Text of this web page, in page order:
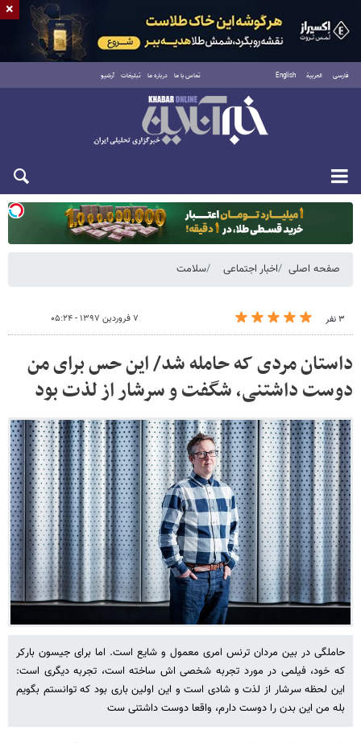
فارسی العربية English تماس با ما درباره ما تبلیغات آرشیو
دوشنبه ۱۹ مرداد ۱۴۰۵
صفحه اصلی اخبار اجتماعی سلامت
۳ نفر ۷ فروردین ۱۳۹۷ - ۰۵:۲۴
داستان مردی که حامله شد/ این حس برای من
دوست داشتنی، شگفت و سرشار از لذت بود
حاملگی در بین مردان ترنس امری معمول و شایع است. اما برای جیسون بارکر
که خود، فیلمی در مورد تجربه شخصی اش ساخته است، تجربه دیگری است:
این لحظه سرشار از لذت و شادی است و این اولین باری بود که توانستم بگویم
بله من این بدن را دوست دارم، واقعا دوست داشتنی ست
×